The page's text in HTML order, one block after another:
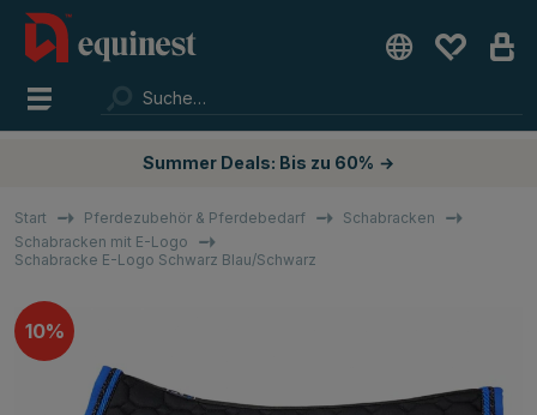
Summer Deals: Bis zu 60% →
Start Pferdezubehör & Pferdebedarf
Schabracken
Schabracken mit E-Logo
Schabracke E-Logo Schwarz Blau/Schwarz
10%